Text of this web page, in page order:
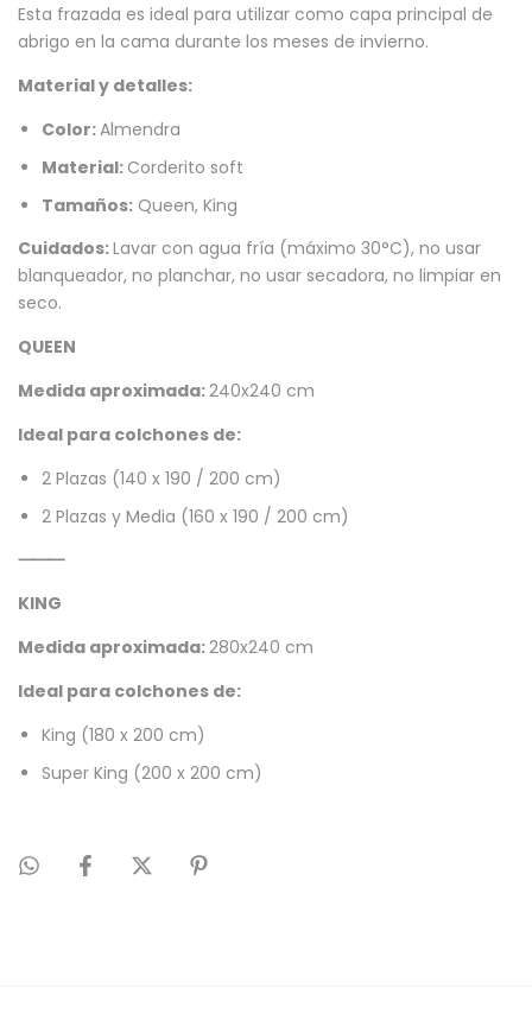
Esta frazada es ideal para utilizar como capa principal de
abrigo en la cama durante los meses de invierno.
Material y detalles:
Color:Almendra
Material: Corderito soft
Tamaños: Queen, King
Cuidados:Lavar con agua fría (máximo 30°C), no usar
blanqueador, no planchar, no usar secadora, no limpiar en
seco.
QUEEN
Medida aproximada:240x240 cm
Ideal para colchones de:
2 Plazas (140 x 190 / 200 cm)
2 Plazas y Media (160 x 190 / 200 cm)
⸻
KING
Medida aproximada:280x240 cm
Ideal para colchones de:
King (180 x 200 cm)
Super King (200 x 200 cm)